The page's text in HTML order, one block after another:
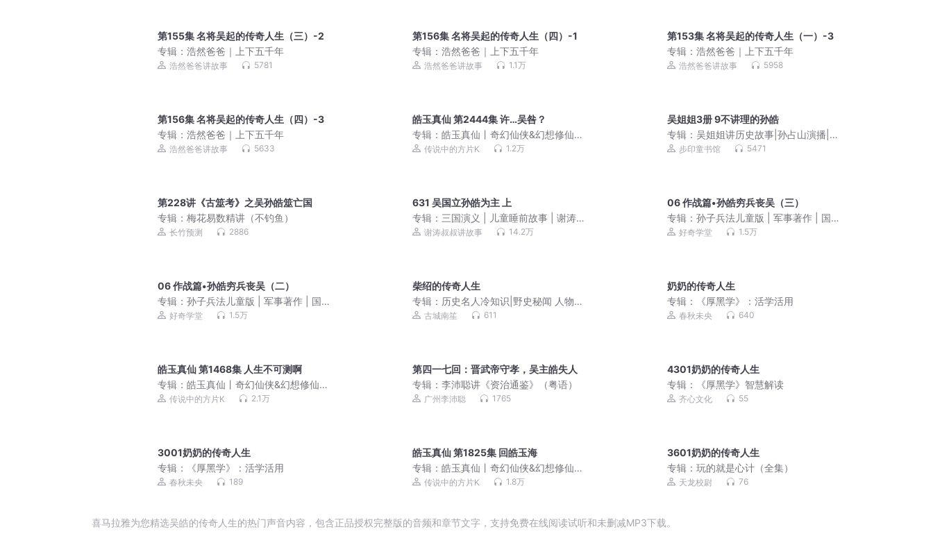
第155集 名将吴起的传奇人生（三）-2
专辑： 浩然爸爸｜上下五千年
浩然爸爸讲故事 5781
第156集 名将吴起的传奇人生（四）-1
专辑：浩然爸爸｜上下五千年
浩然爸爸讲故事 1.1万
第153集 名将吴起的传奇人生（一）-3
专辑：浩然爸爸｜上下五千年
浩然爸爸讲故事 5958
第156集 名将吴起的传奇人生（四）-3
专辑： 浩然爸爸｜上下五千年
浩然爸爸讲故事 5633
皓玉真仙 第2444集 许…吴咎？
专辑：皓玉真仙丨奇幻仙侠&幻想修仙丨
杀伐果断&智商在线丨精品双播
传说中的方片K 1.2万
吴姐姐3册 9不讲理的孙皓
专辑： 吴姐姐讲历史故事|孙占山演播|畅
销百万册的国学经典
步印童书馆 5471
第228讲《古筮考》之吴孙皓筮亡国
专辑： 梅花易数精讲（不钓鱼）
长竹预测 2886
631 吴国立孙皓为主 上
专辑： 三国演义 | 儿童睡前故事 | 谢涛叔
叔演播
谢涛叔叔讲故事 14.2万
06 作战篇•孙皓穷兵丧吴（三）
专辑：孙子兵法儿童版 | 军事著作 | 国学
启蒙好奇学堂 1.5万
06 作战篇•孙皓穷兵丧吴（二）
专辑： 孙子兵法儿童版 | 军事著作 | 国学
启蒙好奇学堂 1.5万
柴绍的传奇人生
专辑： 历史名人冷知识|野史秘闻 人物传
记 上下五千年
古城南笙 611
奶奶的传奇人生
专辑：
《厚黑学》：活学活用
春秋未央 640
皓玉真仙 第1468集 人生不可测啊
专辑： 皓玉真仙丨奇幻仙侠&幻想修仙丨
杀伐果断&智商在线丨精品双播
传说中的方片K 2.1万
第四一七回：晋武帝守孝，吴主皓失人
专辑：李沛聪讲《资治通鉴》（粤语）
广州李沛聪 1765
4301奶奶的传奇人生
专辑：
《厚黑学》智慧解读
齐心文化 55
3001奶奶的传奇人生
专辑：
《厚黑学》：活学活用
春秋未央 189
皓玉真仙 第1825集 回皓玉海
专辑：皓玉真仙丨奇幻仙侠&幻想修仙丨
杀伐果断&智商在线丨精品双播
传说中的方片K 1.8万
3601奶奶的传奇人生
专辑：玩的就是心计（全集）
天龙校尉 76
喜马拉雅为您精选吴皓的传奇人生的热门声音内容，包含正品授权完整版的音频和章节文字，支持免费在线阅读试听和未删减MP3下载。